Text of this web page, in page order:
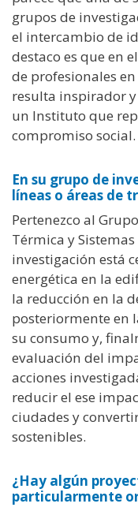
grupos de
el intercambio de
destaco es que en
de profesionales
resulta inspirador
un Instituto que
compromiso social.
En su grupo de
líneas o áreas de
Pertenezco al
Térmica y Sistemas
investigación está
energética en la
la reducción en la
posteriormente en
su consumo y,
evaluación del
acciones
reducir el ese
ciudades y
sostenibles.
¿Hay algún
particularmente